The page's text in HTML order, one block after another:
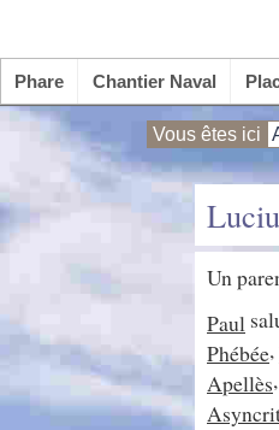
Phare Chantier Naval
Vous êtes ici
Un
Paul
Phébée,
Apellès,